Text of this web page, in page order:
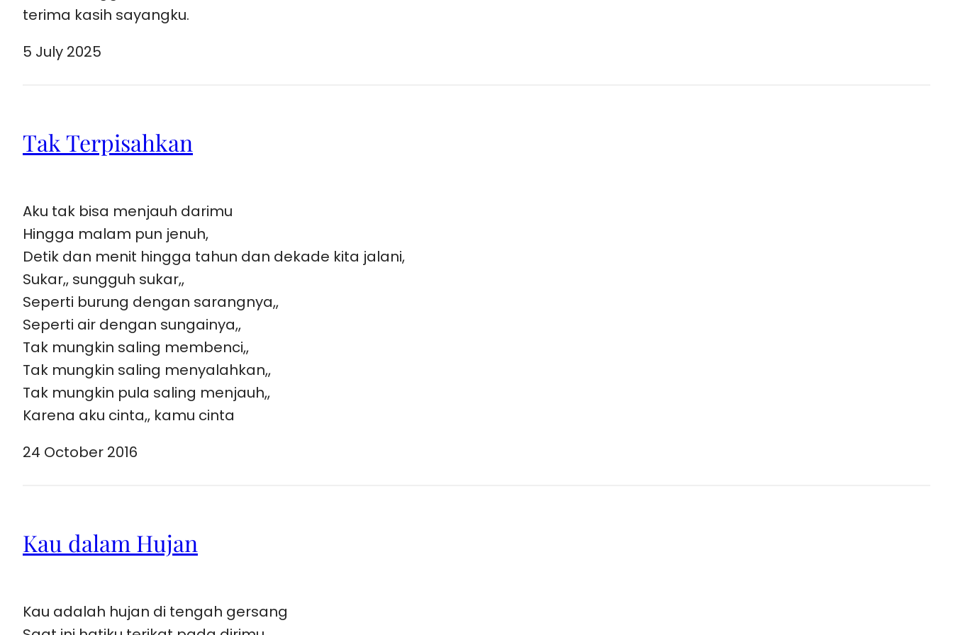
terima kasih sayangku.
5 July 2025
Tak Terpisahkan
Aku tak bisa menjauh darimu
Hingga malam pun jenuh,
Detik dan menit hingga tahun dan dekade kita jalani,
Sukar,, sungguh sukar,,
Seperti burung dengan sarangnya,,
Seperti air dengan sungainya,,
Tak mungkin saling membenci,,
Tak mungkin saling menyalahkan,,
Tak mungkin pula saling menjauh,,
Karena aku cinta,, kamu cinta
24 October 2016
Kau dalam Hujan
Kau adalah hujan di tengah gersang